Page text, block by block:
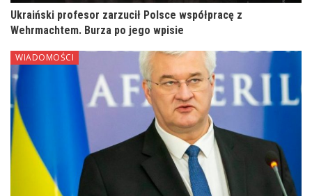
Ukraiński profesor zarzucił Polsce współpracę z
Wehrmachtem. Burza po jego wpisie
WIADOMOŚCI